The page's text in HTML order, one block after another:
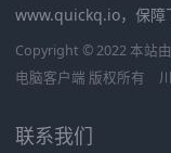
www.quickq.io，保障
Copyright © 2022 本站
电脑客户端 版权所有
联系我们